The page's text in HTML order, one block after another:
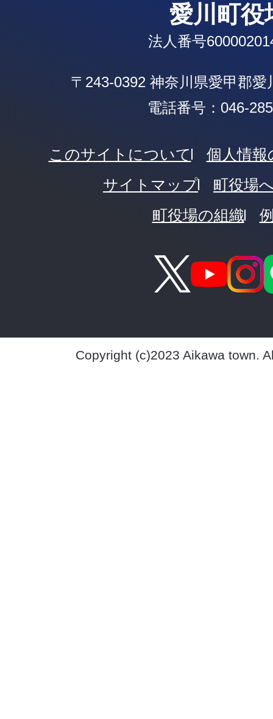
愛川町役
法人番号
〒243-0392 神奈川県愛甲郡愛
電話番号：046-
このサイトについて
個人情
サイトマップ
町役場
町役場の組織
Copyright (c)2023 Aikawa town.